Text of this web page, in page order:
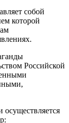
собой
которой
Российской